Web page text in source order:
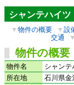
シャンテハイツ
▼物件の概要 ▼設
交通
▼
物件の概要
物件名
シャンテ
所在地
石川県